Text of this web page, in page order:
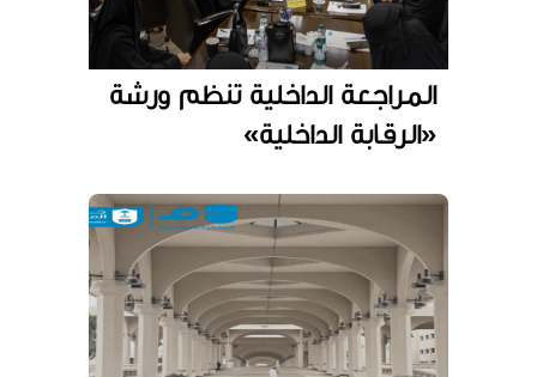
المراجعة الداخلية تنظم ورشة
«الرقابة الداخلية»